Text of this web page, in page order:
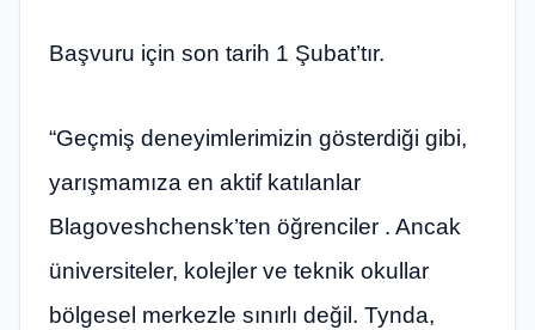
Başvuru için son tarih 1 Şubat’tır.
“Geçmiş deneyimlerimizin gösterdiği gibi,
yarışmamıza en aktif katılanlar
Blagoveshchensk’ten öğrenciler . Ancak
üniversiteler, kolejler ve teknik okullar
bölgesel merkezle sınırlı değil. Tynda,